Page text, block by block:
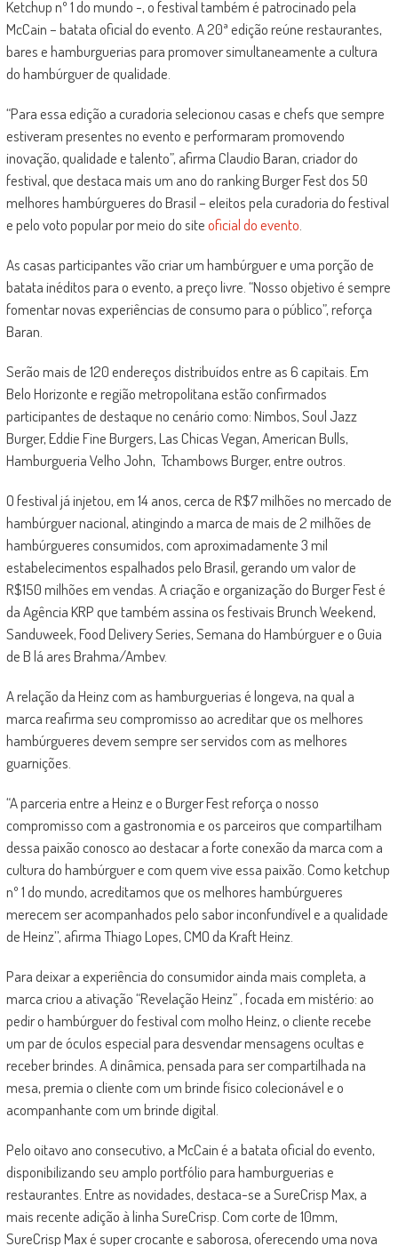
Ketchup nº 1 do mundo -, o festival também é patrocinado pela
McCain – batata oficial do evento. A 20ª edição reúne restaurantes,
bares e hamburguerias para promover simultaneamente a cultura
do hambúrguer de qualidade.
“Para essa edição a curadoria selecionou casas e chefs que sempre
estiveram presentes no evento e performaram promovendo
inovação, qualidade e talento”, afirma Claudio Baran, criador do
festival, que destaca mais um ano do ranking Burger Fest dos 50
melhores hambúrgueres do Brasil – eleitos pela curadoria do festival
e pelo voto popular por meio do siteoficial do evento
As casas participantes vão criar um hambúrguer e uma porção de
batata inéditos para o evento, a preço livre. “Nosso objetivo é sempre
fomentar novas experiências de consumo para o público”, reforça
Baran.
Serão mais de 120 endereços distribuídos entre as 6 capitais. Em
Belo Horizonte e região metropolitana estão confirmados
participantes de destaque no cenário como: Nimbos, Soul Jazz
Burger, Eddie Fine Burgers, Las Chicas Vegan, American Bulls,
Hamburgueria Velho John, Tchambows Burger, entre outros.
O festival já injetou, em 14 anos, cerca de R$7 milhões no mercado de
hambúrguer nacional, atingindo a marca de mais de 2 milhões de
hambúrgueres consumidos, com aproximadamente 3 mil
estabelecimentos espalhados pelo Brasil, gerando um valor de
R$150 milhões em vendas. A criação e organização do Burger Fest é
da Agência KRP que também assina os festivais Brunch Weekend,
Sanduweek, Food Delivery Series, Semana do Hambúrguer e o Guia
de B lá ares Brahma/Ambev.
A relação da Heinz com as hamburguerias é longeva, na qual a
marca reafirma seu compromisso ao acreditar que os melhores
hambúrgueres devem sempre ser servidos com as melhores
guarnições.
“A parceria entre a Heinz e o Burger Fest reforça o nosso
compromisso com a gastronomia e os parceiros que compartilham
dessa paixão conosco ao destacar a forte conexão da marca com a
cultura do hambúrguer e com quem vive essa paixão. Como ketchup
nº 1 do mundo, acreditamos que os melhores hambúrgueres
merecem ser acompanhados pelo sabor inconfundível e a qualidade
de Heinz’’, afirma Thiago Lopes, CMO da Kraft Heinz.
Para deixar a experiência do consumidor ainda mais completa, a
marca criou a ativação “Revelação Heinz” , focada em mistério: ao
pedir o hambúrguer do festival com molho Heinz, o cliente recebe
um par de óculos especial para desvendar mensagens ocultas e
receber brindes. A dinâmica, pensada para ser compartilhada na
mesa, premia o cliente com um brinde físico colecionável e o
acompanhante com um brinde digital.
Pelo oitavo ano consecutivo, a McCain é a batata oficial do evento,
disponibilizando seu amplo portfólio para hamburguerias e
restaurantes. Entre as novidades, destaca-se a SureCrisp Max, a
mais recente adição à linha SureCrisp. Com corte de 10mm,
SureCrisp Max é super crocante e saborosa, oferecendo uma nova